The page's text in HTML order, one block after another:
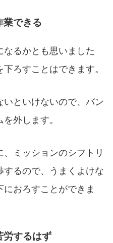
業できる
るかとも思いました
ろすことはできます。
といけないので、バン
外します。
ミッションのシフトリ
するので、うまくよけな
おろすことができま
労するはず